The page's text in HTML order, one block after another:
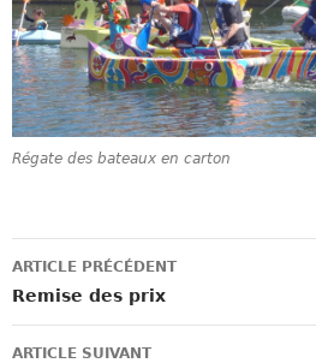
Régate des bateaux en carton
Navigation
des
articles
ARTICLE PRÉCÉDENT
Remise des prix
ARTICLE SUIVANT